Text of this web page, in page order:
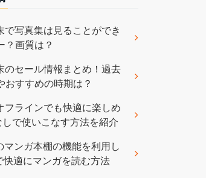
で写真集は見ることができ
？画質は？
のセール情報まとめ！過去
おすすめの時期は？
フラインでも快適に楽しめ
で使いこなす方法を紹介
ンガ本棚の機能を利用し
適にマンガを読む方法